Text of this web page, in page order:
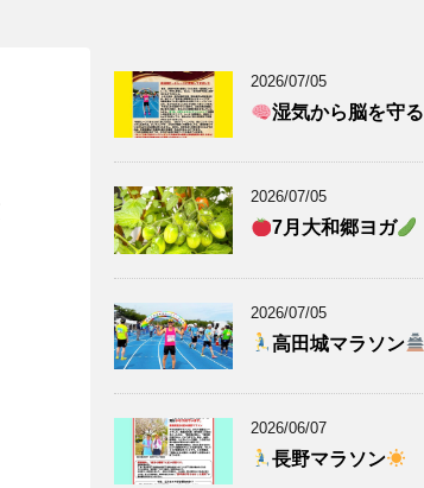
2026/07/05
湿気から脳を守る
2026/07/05
7月大和郷ヨガ
2026/07/05
高田城マラソン
2026/06/07
長野マラソン